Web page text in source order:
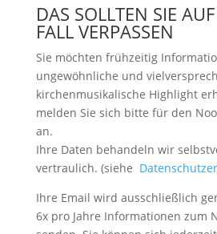
DAS SOLLTEN SIE
FALL VERPASSEN
Sie möchten frühzeitig
ungewöhnliche und
kirchenmusikalische Highlight
melden Sie sich bitte für den
an.
Ihre Daten behandeln wir
vertraulich. (siehe
Ihre Email wird ausschließlich
6x pro Jahre Informationen zum